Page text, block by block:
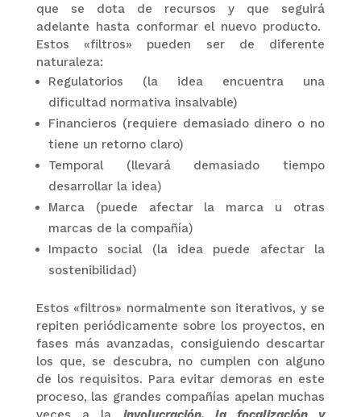
que se dota de recursos y que seguirá
adelante hasta conformar el nuevo producto.
Estos «filtros» pueden ser de diferente
naturaleza:
Regulatorios (la idea encuentra una
dificultad normativa insalvable)
Financieros (requiere demasiado dinero o no
tiene un retorno claro)
Temporal (llevará demasiado tiempo
desarrollar la idea)
Marca (puede afectar la marca u otras
marcas de la compañía)
Impacto social (la idea puede afectar la
sostenibilidad)
Estos «filtros» normalmente son iterativos, y se
repiten periódicamente sobre los proyectos, en
fases más avanzadas, consiguiendo descartar
los que, se descubra, no cumplen con alguno
de los requisitos. Para evitar demoras en este
proceso, las grandes compañías apelan muchas